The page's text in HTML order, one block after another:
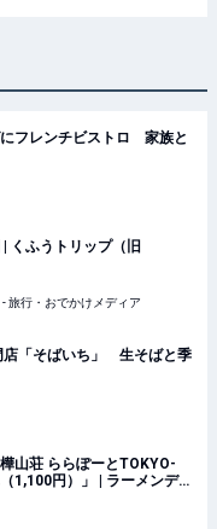
フレンチビストロ 家族と
くふうトリップ（旧
- 旅行・おでかけメディア
店「そばいち」 生そばと季
山荘 ららぽーとTOKYO-
1,100円）」 | ラーメンデー